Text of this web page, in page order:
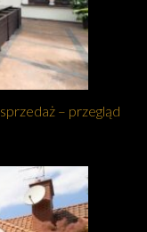
– przegląd